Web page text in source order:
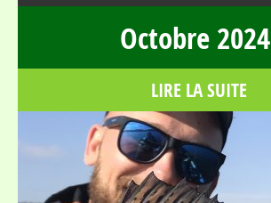
Octobre 2024
LIRE LA SUITE